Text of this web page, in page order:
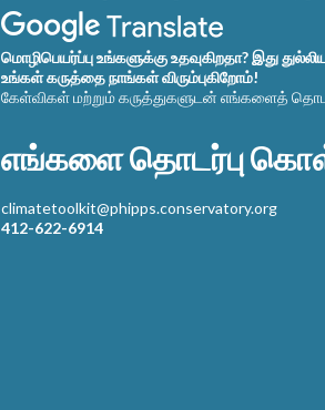
மொழிபெயர்ப்பு உங்களுக்கு உதவுகிறதா? இது
உங்கள் கருத்தை நாங்கள் விரும்புகிறோம்!
கேள்விகள் மற்றும் கருத்துகளுடன் எங்களைத்
எங்களை தொடர்பு
climatetoolkit@phipps.conservatory.org
412-622-6914